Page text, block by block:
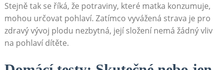
Stejně tak se říká, že potraviny, které matka konzumuje,
mohou určovat pohlaví. Zatímco vyvážená strava je pro
zdravý vývoj plodu nezbytná, její složení nemá žádný vliv
na pohlaví dítěte.